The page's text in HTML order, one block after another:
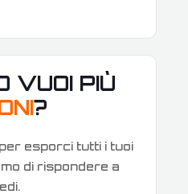
VUOI PIÙ
?
esporci tutti i tuoi
di rispondere a